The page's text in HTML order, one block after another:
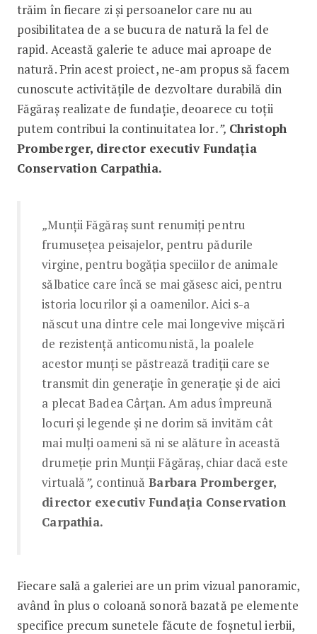
trăim în fiecare zi și persoanelor care nu au
posibilitatea de a se bucura de natură la fel de
rapid. Această galerie te aduce mai aproape de
natură. Prin acest proiect, ne-am propus să facem
cunoscute activitățile de dezvoltare durabilă din
Făgăraș realizate de fundație, deoarece cu toții
putem contribui la continuitatea lor.”, Christoph
Promberger, director executiv Fundația
Conservation Carpathia.
„Munții Făgăraș sunt renumiți pentru
frumusețea peisajelor, pentru pădurile
virgine, pentru bogăția speciilor de animale
sălbatice care încă se mai găsesc aici, pentru
istoria locurilor și a oamenilor. Aici s-a
născut una dintre cele mai longevive mișcări
de rezistență anticomunistă, la poalele
acestor munți se păstrează tradiții care se
transmit din generație în generație și de aici
a plecat Badea Cârțan. Am adus împreună
locuri și legende și ne dorim să invităm cât
mai mulți oameni să ni se alăture în această
drumeție prin Munții Făgăraș, chiar dacă este
virtuală”, continuă Barbara Promberger,
director executiv Fundația Conservation
Carpathia.
Fiecare sală a galeriei are un prim vizual panoramic,
având în plus o coloană sonoră bazată pe elemente
specifice precum sunetele făcute de foșnetul ierbii,